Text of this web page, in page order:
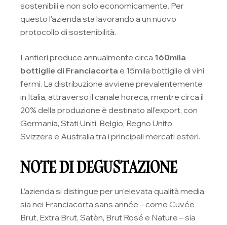
sostenibili e non solo economicamente. Per
questo l’azienda sta lavorando a un nuovo
protocollo di sostenibilità.
Lantieri produce annualmente circa 160mila
bottiglie di Franciacorta e 15mila bottiglie di vini
fermi. La distribuzione avviene prevalentemente
in Italia, attraverso il canale horeca, mentre circa il
20% della produzione è destinato all’export, con
Germania, Stati Uniti, Belgio, Regno Unito,
Svizzera e Australia tra i principali mercati esteri.
NOTE DI DEGUSTAZIONE
L’azienda si distingue per un’elevata qualità media,
sia nei Franciacorta sans année – come Cuvée
Brut, Extra Brut, Satèn, Brut Rosé e Nature – sia